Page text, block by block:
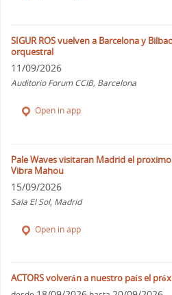
SIGUR ROS vuelven a Barcelona y
orquestral
11/09/2026
Auditorio Forum CCIB, Barcelona
Open in app
Pale Waves visitaran Madrid el
Vibra Mahou
15/09/2026
Sala El Sol, Madrid
Open in app
ACTORS volverán a nuestro país el